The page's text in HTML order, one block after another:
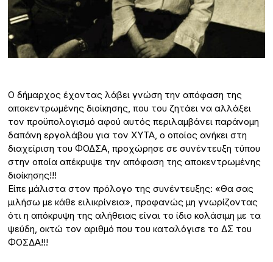
Ο δήμαρχος έχοντας λάβει γνώση την απόφαση της
αποκεντρωμένης διοίκησης, που του ζητάει να αλλάξει
τον προϋπολογισμό αφού αυτός περιλαμβάνει παράνομη
δαπάνη εργολάβου για τον ΧΥΤΑ, ο οποίος ανήκει στη
διαχείριση του ΦΟΔΣΑ, προχώρησε σε συνέντευξη τύπου
στην οποία απέκρυψε την απόφαση της αποκεντρωμένης
διοίκησης!!!
Είπε μάλιστα στον πρόλογο της συνέντευξης: «Θα σας
μιλήσω με κάθε ειλικρίνεια», προφανώς μη γνωρίζοντας
ότι η απόκρυψη της αλήθειας είναι το ίδιο κολάσιμη με τα
ψεύδη, οκτώ τον αριθμό που του καταλόγισε το ΔΣ του
ΦΟΣΔΑ!!!